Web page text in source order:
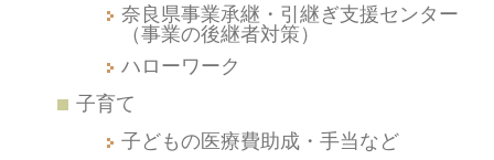
奈良県事業承継・引継ぎ支援センター
（事業の後継者対策）
ハローワーク
子育て
子どもの医療費助成・手当など